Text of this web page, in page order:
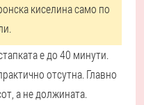
киселина само по
е до 40 минути.
отсутна. Главно
а не должината.